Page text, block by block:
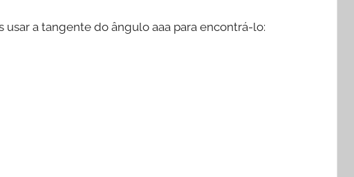
a tangente do ângulo aaa para encontrá-lo: